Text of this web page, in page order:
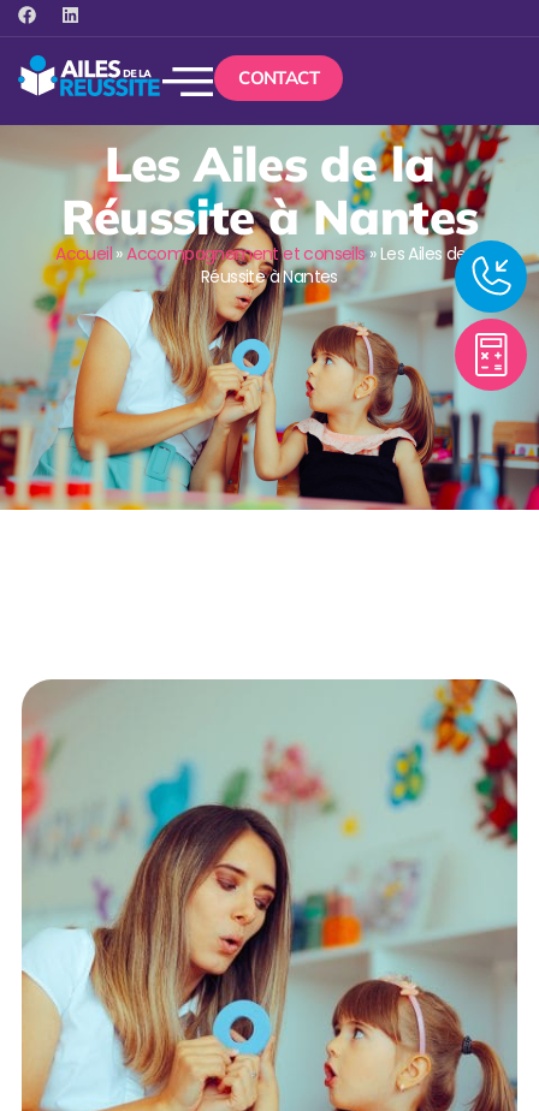
CONTACT
Les Ailes de la
Réussite à Nantes
Accueil»Accompagnement et conseils»Les Ailes de la
Réussite à Nantes